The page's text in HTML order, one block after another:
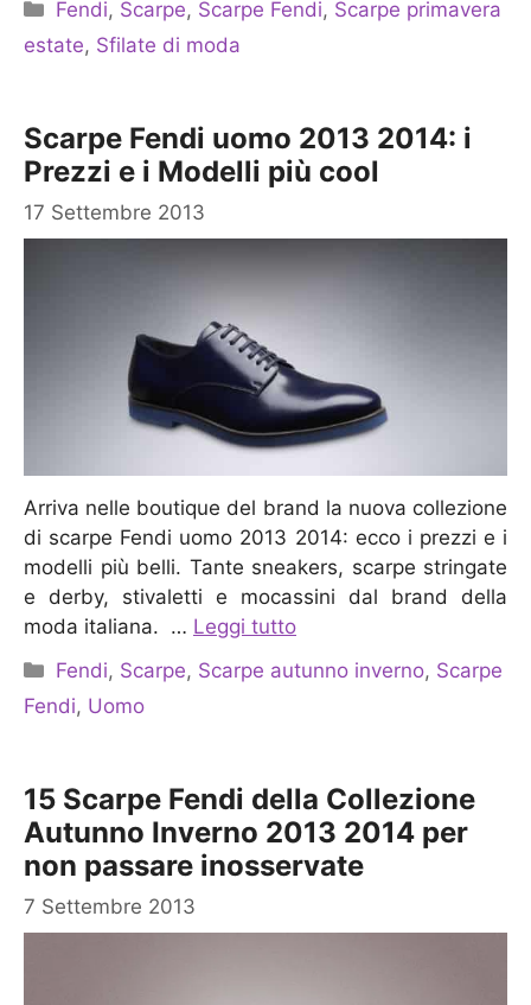
Fendi, Scarpe, Scarpe Fendi, Scarpe primavera
estate, Sfilate di moda
Scarpe Fendi uomo 2013 2014: i
Prezzi e i Modelli più cool
17 Settembre 2013
Arriva nelle boutique del brand la nuova collezione
di scarpe Fendi uomo 2013 2014: ecco i prezzi e i
modelli più belli. Tante sneakers, scarpe stringate
e derby, stivaletti e mocassini dal brand della
moda italiana. … Leggi tutto
Categorie
Fendi, Scarpe, Scarpe autunno inverno, Scarpe
Fendi, Uomo
15 Scarpe Fendi della Collezione
Autunno Inverno 2013 2014 per
non passare inosservate
7 Settembre 2013